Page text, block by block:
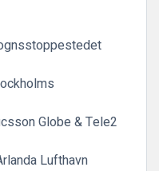
Globe & Tele2
Lufthavn